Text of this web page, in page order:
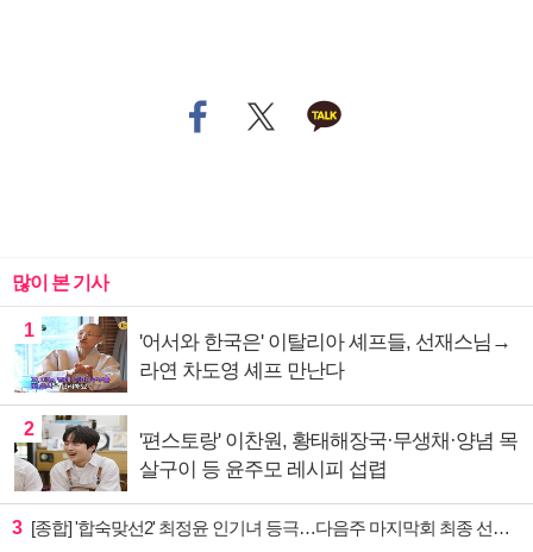
많이 본 기사
1
'어서와 한국은' 이탈리아 셰프들, 선재스님→
라연 차도영 셰프 만난다
2
'편스토랑' 이찬원, 황태해장국·무생채·양념 목
살구이 등 윤주모 레시피 섭렵
3 [종합] '합숙맞선2' 최정윤 인기녀 등극…다음주 마지막회 최종 선택 예고